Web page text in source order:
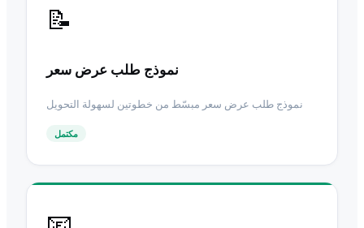
📝
نموذج طلب عرض سعر
نموذج طلب عرض سعر مبسّط من خطوتين لسهولة التحويل
مكتمل